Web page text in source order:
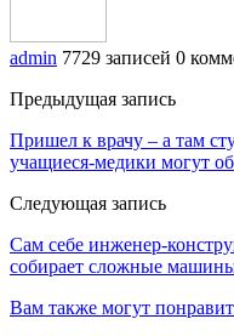
admin 7729 записей 0
Предыдущая запись
Пришел к врачу – а там
учащиеся-медики могут
Следующая запись
Сам себе инженер-
собирает сложные
Вам также могут